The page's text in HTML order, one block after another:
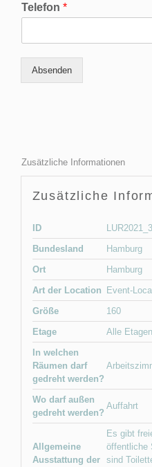
Telefon *
Absenden
Zusätzliche Informationen
Zusätzliche
ID
Bundesland
Hamburg
Ort
Hamburg
Art der Location
Event-
Größe
160
Etage
Alle Etagen
In welchen
Räumen darf
gedreht werden?
Wo darf außen
gedreht werden?
Auffahrt
Allgemeine
Ausstattung der
Es gibt
öffentliche
sind